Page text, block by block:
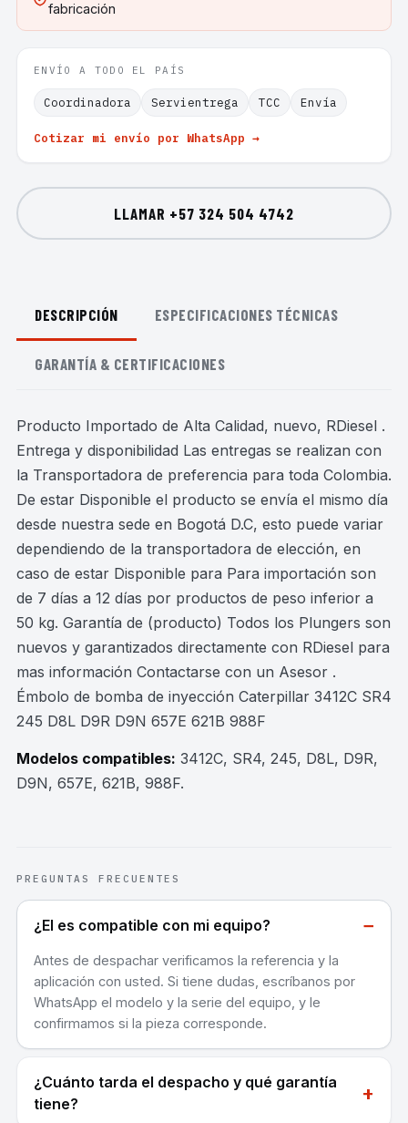
fabricación
ENVÍO A TODO EL PAÍS
Coordinadora Servientrega TCC Envía
Cotizar mi envío por WhatsApp →
LLAMAR +57 324 504 4742
DESCRIPCIÓN ESPECIFICACIONES TÉCNICAS
GARANTÍA & CERTIFICACIONES
Producto Importado de Alta Calidad, nuevo, RDiesel .
Entrega y disponibilidad Las entregas se realizan con
la Transportadora de preferencia para toda Colombia.
De estar Disponible el producto se envía el mismo día
desde nuestra sede en Bogotá D.C, esto puede variar
dependiendo de la transportadora de elección, en
caso de estar Disponible para Para importación son
de 7 días a 12 días por productos de peso inferior a
50 kg. Garantía de (producto) Todos los Plungers son
nuevos y garantizados directamente con RDiesel para
mas información Contactarse con un Asesor .
Émbolo de bomba de inyección Caterpillar 3412C SR4
245 D8L D9R D9N 657E 621B 988F
Modelos compatibles: 3412C, SR4, 245, D8L, D9R,
D9N, 657E, 621B, 988F.
PREGUNTAS FRECUENTES
¿El es compatible con mi equipo? −
Antes de despachar verificamos la referencia y la
aplicación con usted. Si tiene dudas, escríbanos por
WhatsApp el modelo y la serie del equipo, y le
confirmamos si la pieza corresponde.
¿Cuánto tarda el despacho y qué garantía
tiene?
+